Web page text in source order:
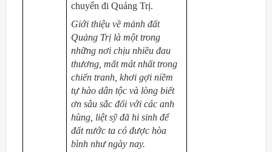
chuyển đi Quảng Trị.
Giới thiệu về mảnh đất
Quảng Trị là một trong
những nơi chịu nhiều đau
thương, mất mát nhất trong
chiến tranh, khơi gợi niềm
tự hào dân tộc và lòng biết
ơn sâu sắc đối với các anh
hùng, liệt sỹ đã hi sinh để
đất nước ta có được hòa
bình như ngày nay.